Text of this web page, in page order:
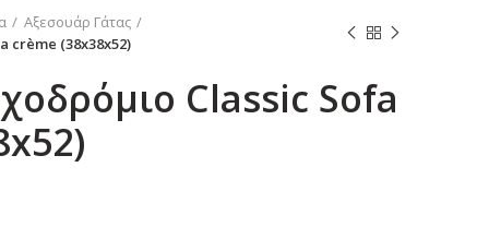
Αξεσουάρ Γάτας
crème (38x38x52)
Classic Sofa